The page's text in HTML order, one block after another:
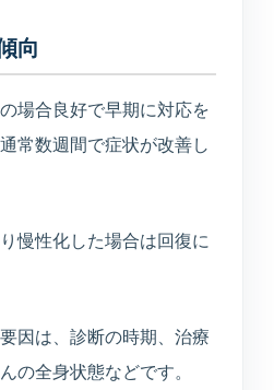
向
場合良好で早期に対応を
常数週間で症状が改善し
慢性化した場合は回復に
因は、診断の時期、治療
の全身状態などです。